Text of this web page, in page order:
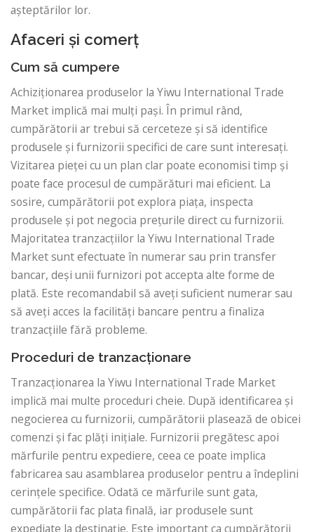
așteptărilor lor.
Afaceri și comerț
Cum să cumpere
Achiziționarea produselor la Yiwu International Trade
Market implică mai mulți pași. În primul rând,
cumpărătorii ar trebui să cerceteze și să identifice
produsele și furnizorii specifici de care sunt interesați.
Vizitarea pieței cu un plan clar poate economisi timp și
poate face procesul de cumpărături mai eficient. La
sosire, cumpărătorii pot explora piața, inspecta
produsele și pot negocia prețurile direct cu furnizorii.
Majoritatea tranzacțiilor la Yiwu International Trade
Market sunt efectuate în numerar sau prin transfer
bancar, deși unii furnizori pot accepta alte forme de
plată. Este recomandabil să aveți suficient numerar sau
să aveți acces la facilități bancare pentru a finaliza
tranzacțiile fără probleme.
Proceduri de tranzacționare
Tranzacționarea la Yiwu International Trade Market
implică mai multe proceduri cheie. După identificarea și
negocierea cu furnizorii, cumpărătorii plasează de obicei
comenzi și fac plăți inițiale. Furnizorii pregătesc apoi
mărfurile pentru expediere, ceea ce poate implica
fabricarea sau asamblarea produselor pentru a îndeplini
cerințele specifice. Odată ce mărfurile sunt gata,
cumpărătorii fac plata finală, iar produsele sunt
expediate la destinație. Este important ca cumpărătorii